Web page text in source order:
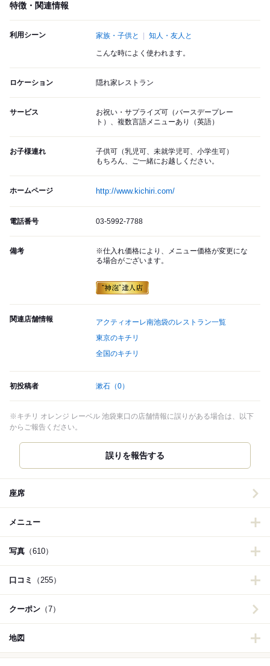
特徴・関連情報
利用シーン 家族・子供と 知人・友人と
こんな時によく使われます。
ロケーション 隠れ家レストラン
サービス
お祝い・サプライズ可（バースデープレー
ト）、複数言語メニューあり（英語）
お子様連れ
子供可（乳児可、未就学児可、小学生可）
もちろん、ご一緒にお越しください。
ホームページ http://www.kichiri.com/
電話番号 03-5992-7788
備考
※仕入れ価格により、メニュー価格が変更にな
る場合がございます。
関連店舗情報
アクティオーレ南池袋のレストラン一覧
東京のキチリ
全国のキチリ
初投稿者 漱石 （0）
※キチリ オレンジ レーベル 池袋東口の店舗情報に誤りがある場合は、以下
からご報告ください。
誤りを報告する
座席
メニュー
写真 （610）
口コミ （255）
クーポン （7）
地図